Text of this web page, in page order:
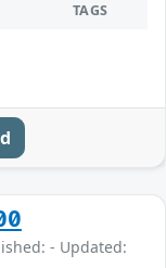
TAGS
- Updated: